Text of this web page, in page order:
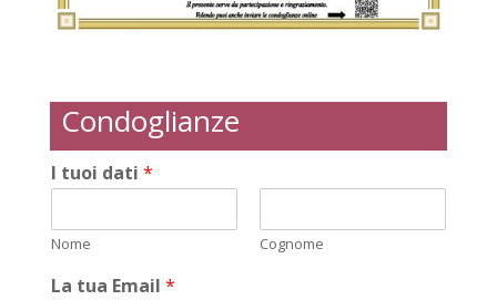
Condoglianze
I tuoi dati *
Nome Cognome
La tua Email *